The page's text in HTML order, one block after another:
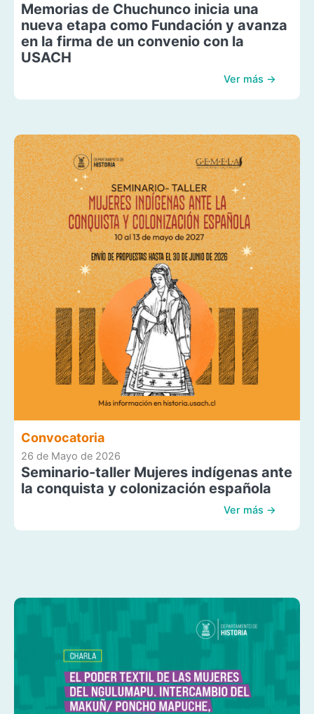
Memorias de Chuchunco inicia una
nueva etapa como Fundación y avanza
en la firma de un convenio con la
USACH
Ver más →
Convocatoria
26 de Mayo de 2026
Seminario-taller Mujeres indígenas ante
la conquista y colonización española
Ver más →